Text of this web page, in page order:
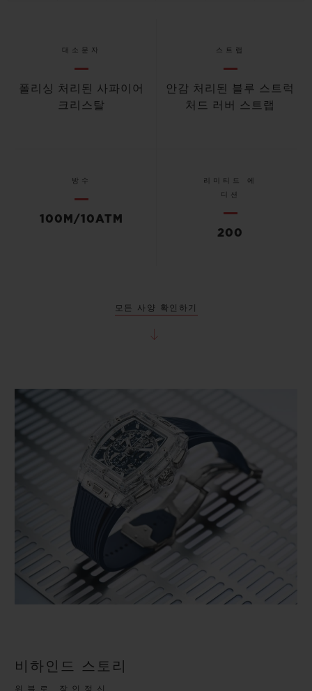
대소문자
폴리싱 처리된 사파이어
크리스탈
스트랩
안감 처리된 블루 스트럭
처드 러버 스트랩
방수
100M/10ATM
리미티드 에
디션
200
모든 사양 확인하기
비하인드 스토리
위블로 장인정신